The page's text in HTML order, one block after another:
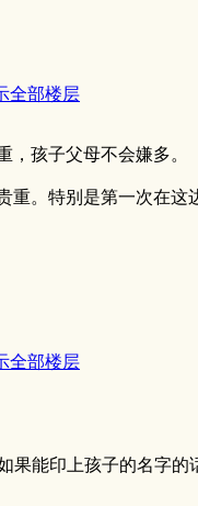
全部楼层
，孩子父母不会嫌多。
重。特别是第一次在这
全部楼层
果能印上孩子的名字的